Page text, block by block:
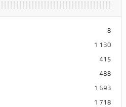
8
1 130
415
488
1 693
1 718